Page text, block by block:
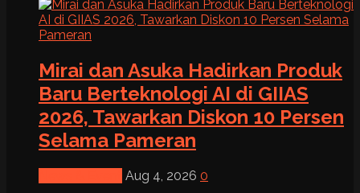
Mirai dan Asuka Hadirkan Produk
Baru Berteknologi AI di GIIAS
2026, Tawarkan Diskon 10 Persen
Selama Pameran
Aug 4, 2026 0